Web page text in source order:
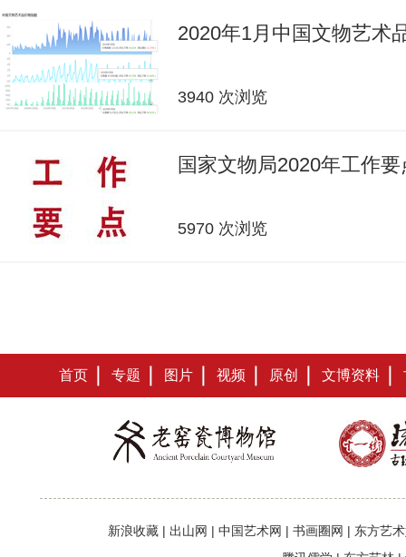
2020年1月中国文物艺术
3940 次浏览
国家文物局2020年工作要
5970 次浏览
首页 专题 图片 视频 原创 文博资料
新浪收藏 | 出山网 | 中国艺术网 | 书画圈网 | 东方艺